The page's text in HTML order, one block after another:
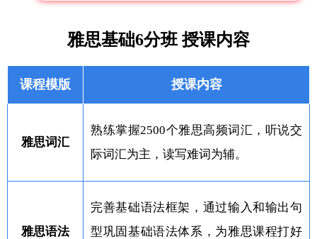
雅思基础6分班 授课内容
课程模版 授课内容
雅思词汇
熟练掌握2500个雅思高频词汇，听说交
际词汇为主，读写难词为辅。
雅思语法
完善基础语法框架，通过输入和输出句
型巩固基础语法体系，为雅思课程打好